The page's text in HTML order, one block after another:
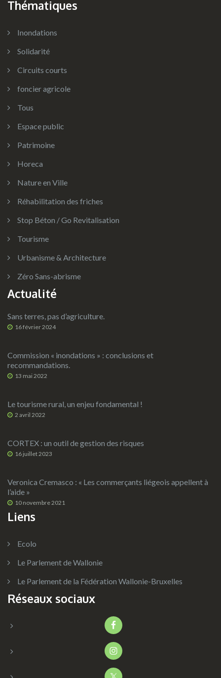
Thématiques
Inondations
Solidarité
Circuits courts
foncier agricole
Tous
Espace public
Patrimoine
Horeca
Nature en Ville
Réhabilitation des friches
Stop Béton / Go Revitalisation
Tourisme
Urbanisme & Architecture
Zéro Sans-abrisme
Actualité
Sans terres, pas d’agriculture.
16 février 2024
Commission « inondations » : conclusions et
recommandations.
13 mai 2022
Le tourisme rural, un enjeu fondamental !
2 avril 2022
CORTEX : un outil de gestion des risques
16 juillet 2023
Veronica Cremasco : « Les commerçants liégeois appellent à
l’aide »
10 novembre 2021
Liens
Ecolo
Le Parlement de Wallonie
Le Parlement de la Fédération Wallonie-Bruxelles
Réseaux sociaux